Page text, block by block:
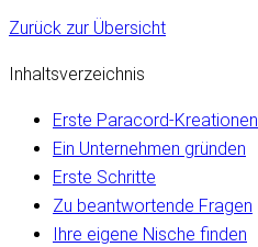
Zurück zur Übersicht
Inhaltsverzeichnis
Erste Paracord-Kreationen
Ein Unternehmen gründen
Erste Schritte
Zu beantwortende Fragen
Ihre eigene Nische finden